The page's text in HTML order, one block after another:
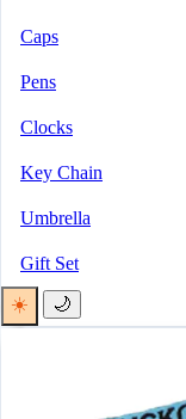
Caps
Pens
Clocks
Key Chain
Umbrella
Gift Set
☀️
🌙